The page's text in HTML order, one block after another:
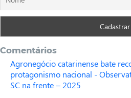
Comentários
Agronegócio catarinense bate
protagonismo nacional -
SC na frente – 2025